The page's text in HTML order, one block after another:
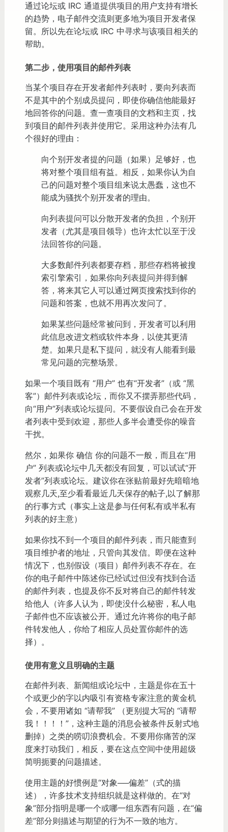
通过论坛或 IRC 通道提供项目的用户支持有增长
的趋势，电子邮件交流则更多地为项目开发者保
留。所以先在论坛或 IRC 中寻求与该项目相关的
帮助。
第二步，使用项目的邮件列表
当某个项目存在开发者邮件列表时，要向列表而
不是其中的个别成员提问，即使你确信他能最好
地回答你的问题。查一查项目的文档和主页，找
到项目的邮件列表并使用它。采用这种办法有几
个很好的理由：
向个别开发者提的问题（如果）足够好，也
将对整个项目组有益。相反，如果你认为自
己的问题对整个项目组来说太愚蠢，这也不
能成为骚扰个别开发者的理由。
向列表提问可以分散开发者的负担，个别开
发者（尤其是项目领导）也许太忙以至于没
法回答你的问题。
大多数邮件列表都要存档，那些存档将被搜
索引擎索引，如果你向列表提问并得到解
答，将来其它人可以通过网页搜索找到你的
问题和答案，也就不用再次发问了。
如果某些问题经常被问到，开发者可以利用
此信息改进文档或软件本身，以使其更清
楚。如果只是私下提问，就没有人能看到最
常见问题的完整场景。
如果一个项目既有 “用户” 也有“开发者”（或 “黑
客”）邮件列表或论坛，而你又不摆弄那些代码，
向“用户”列表或论坛提问。不要假设自己会在开发
者列表中受到欢迎，那些人多半会遭受你的噪音
干扰。
然尔，如果你 确信 你的问题不一般，而且在“用
户” 列表或论坛中几天都没有回复，可以试试“开
发者”列表或论坛。建议你在张贴前最好先暗暗地
观察几天,至少看看最近几天保存的帖子,以了解那
的行事方式（事实上这是参与任何私有或半私有
列表的好主意）
如果你找不到一个项目的邮件列表，而只能查到
项目维护者的地址，只管向其发信。即便在这种
情况下，也别假设（项目）邮件列表不存在。在
你的电子邮件中陈述你已经试过但没有找到合适
的邮件列表，也提及你不反对将自己的邮件转发
给他人（许多人认为，即使没什么秘密，私人电
子邮件也不应该被公开。通过允许将你的电子邮
件转发他人，你给了相应人员处置你邮件的选
择）。
使用有意义且明确的主题
在邮件列表、新闻组或论坛中，主题是你在五十
个或更少的字以内吸引有资格专家注意的黄金机
会，不要用诸如 “请帮我” （更别提大写的 “请帮
我！！！！”，这种主题的消息会被条件反射式地
删掉）之类的唠叨浪费机会。不要用你痛苦的深
度来打动我们，相反，要在这点空间中使用超级
简明扼要的问题描述。
使用主题的好惯例是“对象──偏差”（式的描
述），许多技术支持组织就是这样做的。在“对
象”部分指明是哪一个或哪一组东西有问题，在“偏
差”部分则描述与期望的行为不一致的地方。